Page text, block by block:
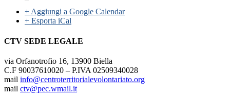
+ Aggiungi a Google Calendar
+ Esporta iCal
CTV SEDE LEGALE
via Orfanotrofio 16, 13900 Biella
C.F 90037610020 – P.IVA 02509340028
mail info@centroterritorialevolontariato.org
mail ctv@pec.wmail.it